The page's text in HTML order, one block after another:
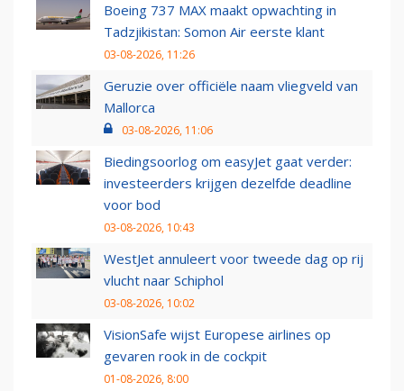
Boeing 737 MAX maakt opwachting in
Tadzjikistan: Somon Air eerste klant
03-08-2026, 11:26
Geruzie over officiële naam vliegveld van
Mallorca
03-08-2026, 11:06
Biedingsoorlog om easyJet gaat verder:
investeerders krijgen dezelfde deadline
voor bod
03-08-2026, 10:43
WestJet annuleert voor tweede dag op rij
vlucht naar Schiphol
03-08-2026, 10:02
VisionSafe wijst Europese airlines op
gevaren rook in de cockpit
01-08-2026, 8:00